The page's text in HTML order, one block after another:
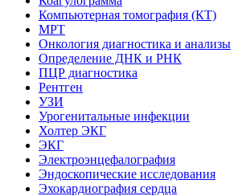
Компьютерная томография (КТ)
МРТ
Онкология диагностика и анализы
Определение ДНК и РНК
ПЦР диагностика
Рентген
УЗИ
Урогенитальные инфекции
Холтер ЭКГ
ЭКГ
Электроэнцефалография
Эндоскопические исследования
Эхокардиография сердца